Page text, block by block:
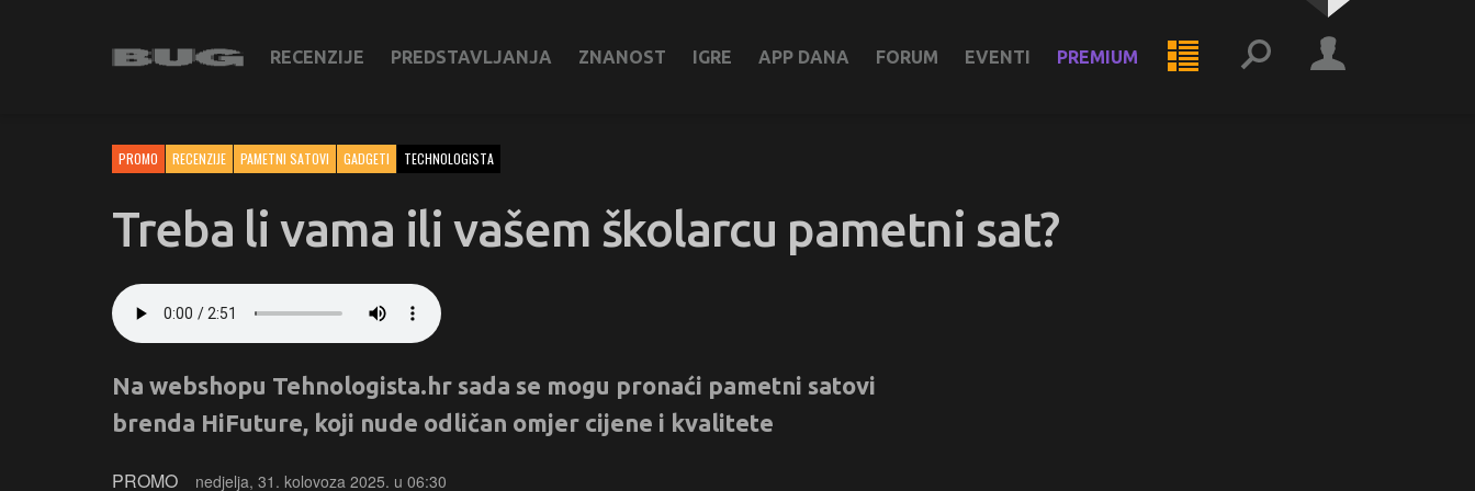
RECENZIJE PREDSTAVLJANJA ZNANOST IGRE APP DANA FORUM EVENTI PREMIUM
PROMO RECENZIJE PAMETNI SATOVI GADGETI TECHNOLOGISTA
Treba li vama ili vašem školarcu pametni sat?
Na webshopu Tehnologista.hr sada se mogu pronaći pametni satovi
brenda HiFuture, koji nude odličan omjer cijene i kvalitete
PROMO nedjelja, 31. kolovoza 2025. u 06:30